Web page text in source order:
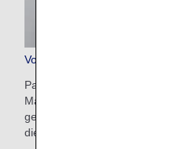
Vorbestellservice für Business
Passagiere der Business Class
Mahlzeit vorbestellen.
gewissen Strecken Mahlzeiten
die für gewöhnlich auf anderen